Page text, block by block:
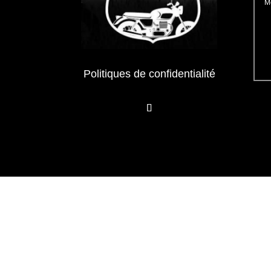
Politiques de confidentialité